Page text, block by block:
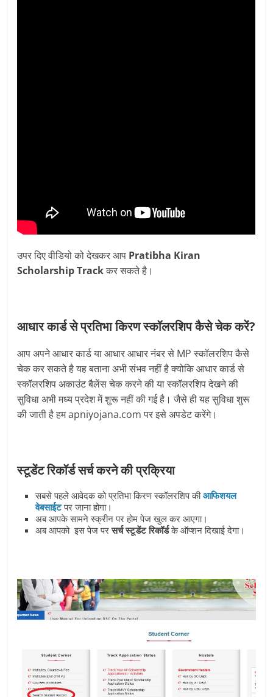
उपर दिए वीडियो को देखकर आप Pratibha Kiran
Scholarship Trackकर सकते है।
आधार कार्ड से प्रतिभा किरण स्कॉलरशिप कैसे चेक करें?
आप अपने आधार कार्ड या आधार आधार नंबर से MP स्कॉलरशिप कैसे
चेक कर सकते है यह बताना अभी संभव नहीं है क्योकि आधार कार्ड से
स्कॉलरशिप अकाउंट बैलेंस चेक करने की या स्कॉलरशिप देखने की
सुविधा अभी मध्य प्रदेश में शुरू नहीं की गई है। जैसे ही यह सुविधा शुरू
की जाती है हम apniyojana.com पर इसे अपडेट करेंगे।
स्टूडेंट रिकॉर्ड सर्च करने की प्रक्रिया
सबसे पहले आवेदक को प्रतिभा किरण स्कॉलरशिप कीआफिशयल
वेबसाईटपर जाना होगा।
अब आपके सामने स्‍क्रीन पर होम पेज खुल कर आएगा।
अब आपको इस पेज परसर्च स्टूडेंट रिकॉर्डके ऑप्‍शन दिखाई देगा।